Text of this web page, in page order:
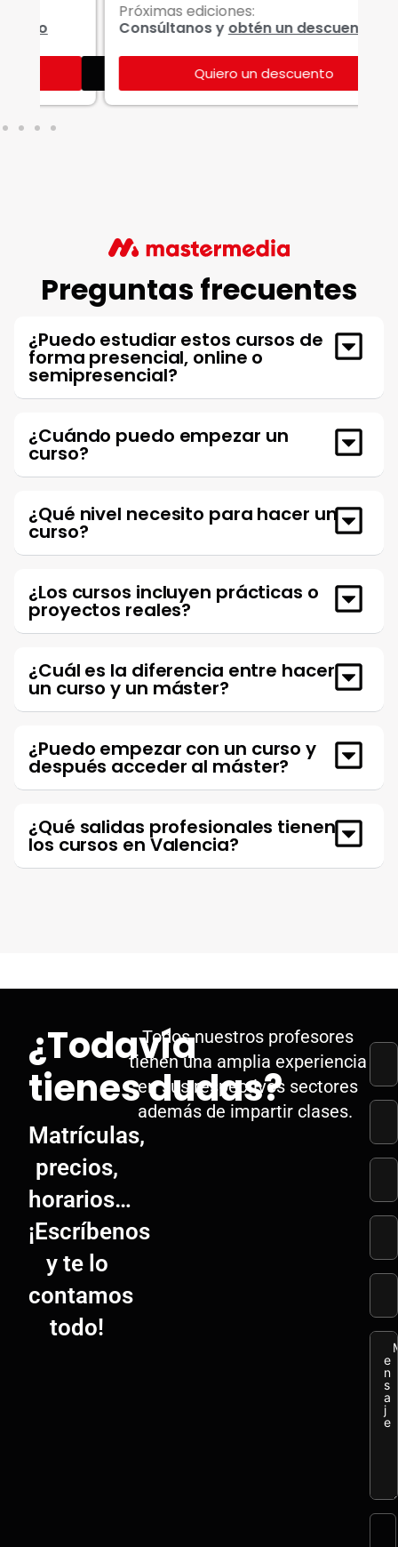
Próximas ediciones:
Consúltanos yobtén un descuento
Quiero un descuento
Preguntas frecuentes
¿Puedo estudiar estos cursos de
forma presencial, online o
semipresencial?
¿Cuándo puedo empezar un
curso?
¿Qué nivel necesito para hacer un
curso?
¿Los cursos incluyen prácticas o
proyectos reales?
¿Cuál es la diferencia entre hacer
un curso y un máster?
¿Puedo empezar con un curso y
después acceder al máster?
¿Qué salidas profesionales tienen
los cursos en Valencia?
¿Todavía
tienes dudas?
Matrículas,
precios,
horarios…
¡Escríbenos
y te lo
contamos
todo!
Todos nuestros profesores
tienen una amplia experiencia
en sus respectivos sectores
además de impartir clases.